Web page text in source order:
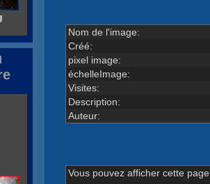
Nom de l'image:
Créé:
pixel image:
échelleImage:
Visites:
Description:
Auteur:
Vous pouvez afficher cette